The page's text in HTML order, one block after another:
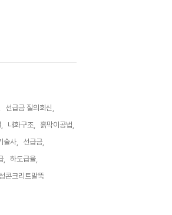
선급금 질의회신,
내화구조,
흙막이공법,
술사,
선급금,
,
하도급율,
콘크리트말뚝,